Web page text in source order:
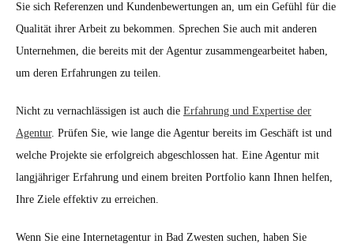
Sie sich Referenzen und Kundenbewertungen an, um ein Gefühl für die
Qualität ihrer Arbeit zu bekommen. Sprechen Sie auch mit anderen
Unternehmen, die bereits mit der Agentur zusammengearbeitet haben,
um deren Erfahrungen zu teilen.
Nicht zu vernachlässigen ist auch die Erfahrung und Expertise der
Agentur. Prüfen Sie, wie lange die Agentur bereits im Geschäft ist und
welche Projekte sie erfolgreich abgeschlossen hat. Eine Agentur mit
langjähriger Erfahrung und einem breiten Portfolio kann Ihnen helfen,
Ihre Ziele effektiv zu erreichen.
Wenn Sie eine Internetagentur in Bad Zwesten suchen, haben Sie